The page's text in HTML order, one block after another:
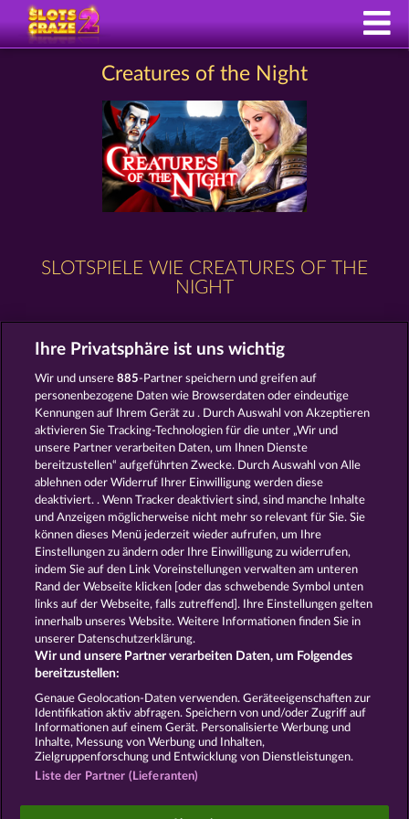
Creatures of the Night
SLOTSPIELE WIE CREATURES OF THE
NIGHT
THE LAND OF HEROES MIGHTY DRAGON
MAGIC STONE PHANTOMS MIRROR
AGB Datenschutz
Unternehmensseite
Widerruf einreichen
Ihre Privatsphäre ist uns wichtig
Wir und unsere885-Partner speichern und greifen auf
personenbezogene Daten wie Browserdaten oder eindeutige
Kennungen auf Ihrem Gerät zu . Durch Auswahl von Akzeptieren
aktivieren Sie Tracking-Technologien für die unter „Wir und
unsere Partner verarbeiten Daten, um Ihnen Dienste
bereitzustellen“ aufgeführten Zwecke. Durch Auswahl von Alle
ablehnen oder Widerruf Ihrer Einwilligung werden diese
deaktiviert. . Wenn Tracker deaktiviert sind, sind manche Inhalte
und Anzeigen möglicherweise nicht mehr so ​​relevant für Sie. Sie
können dieses Menü jederzeit wieder aufrufen, um Ihre
Einstellungen zu ändern oder Ihre Einwilligung zu widerrufen,
indem Sie auf den Link Voreinstellungen verwalten am unteren
Rand der Webseite klicken [oder das schwebende Symbol unten
links auf der Webseite, falls zutreffend]. Ihre Einstellungen gelten
innerhalb unseres Website. Weitere Informationen finden Sie in
unserer Datenschutzerklärung.
Wir und unsere Partner verarbeiten Daten, um Folgendes
bereitzustellen:
Genaue Geolocation-Daten verwenden. Geräteeigenschaften zur
Identifikation aktiv abfragen. Speichern von und/oder Zugriff auf
Informationen auf einem Gerät. Personalisierte Werbung und
Inhalte, Messung von Werbung und Inhalten,
Zielgruppenforschung und Entwicklung von Dienstleistungen.
Liste der Partner (Lieferanten)